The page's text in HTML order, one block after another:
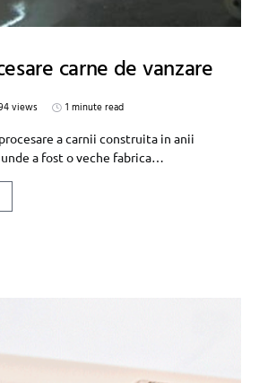
carne de vanzare
views
1 minute read
a carnii construita in anii
a fost o veche fabrica…